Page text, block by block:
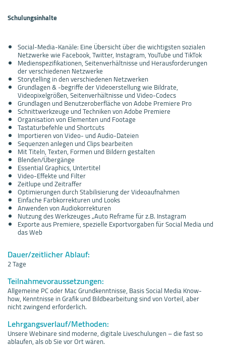
Schulungsinhalte
Social-Media-Kanäle: Eine Übersicht über die wichtigsten sozialen
Netzwerke wie Facebook, Twitter, Instagram, YouTube und TikTok
Medienspezifikationen, Seitenverhältnisse und Herausforderungen
der verschiedenen Netzwerke
Storytelling in den verschiedenen Netzwerken
Grundlagen & -begriffe der Videoerstellung wie Bildrate,
Videopixelgrößen, Seitenverhältnisse und Video-Codecs
Grundlagen und Benutzeroberfläche von Adobe Premiere Pro
Schnittwerkzeuge und Techniken von Adobe Premiere
Organisation von Elementen und Footage
Tastaturbefehle und Shortcuts
Importieren von Video- und Audio-Dateien
Sequenzen anlegen und Clips bearbeiten
Mit Titeln, Texten, Formen und Bildern gestalten
Blenden/Übergänge
Essential Graphics, Untertitel
Video-Effekte und Filter
Zeitlupe und Zeitraffer
Optimierungen durch Stabilisierung der Videoaufnahmen
Einfache Farbkorrekturen und Looks
Anwenden von Audiokorrekturen
Nutzung des Werkzeuges „Auto Reframe für z.B. Instagram
Exporte aus Premiere, spezielle Exportvorgaben für Social Media und
das Web
Dauer/zeitlicher Ablauf:
2 Tage
Teilnahmevoraussetzungen:
Allgemeine PC oder Mac Grundkenntnisse, Basis Social Media Know-
how, Kenntnisse in Grafik und Bildbearbeitung sind von Vorteil, aber
nicht zwingend erforderlich.
Lehrgangsverlauf/Methoden:
Unsere Webinare sind moderne, digitale Liveschulungen – die fast so
ablaufen, als ob Sie vor Ort wären.